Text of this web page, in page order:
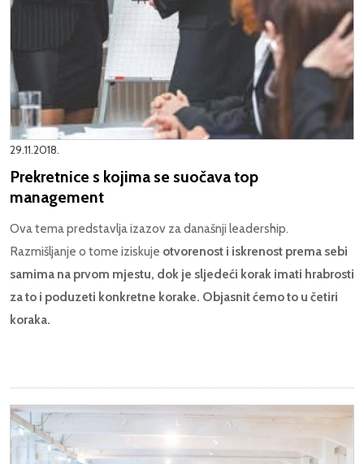
29.11.2018.
Prekretnice s kojima se suočava top
management
Ova tema predstavlja izazov za današnji leadership.
Razmišljanje o tome iziskuje otvorenost i iskrenost prema sebi
samima na prvom mjestu, dok je sljedeći korak imati hrabrosti
za to i poduzeti konkretne korake. Objasnit ćemo to u četiri
koraka.